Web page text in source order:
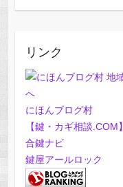
リンク
にほんブログ村
【鍵・カギ相談.COM】
合鍵ナビ
鍵屋アールロック